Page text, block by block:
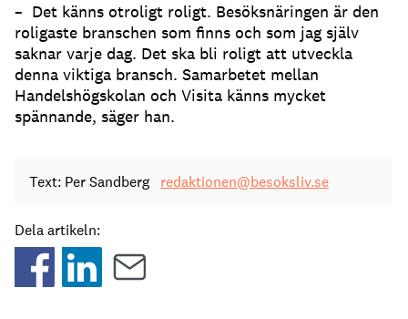
– Det känns otroligt roligt. Besöksnäringen är den
roligaste branschen som finns och som jag själv
saknar varje dag. Det ska bli roligt att utveckla
denna viktiga bransch. Samarbetet mellan
Handelshögskolan och Visita känns mycket
spännande, säger han.
Text: Per Sandberg redaktionen@besoksliv.se
Dela artikeln: